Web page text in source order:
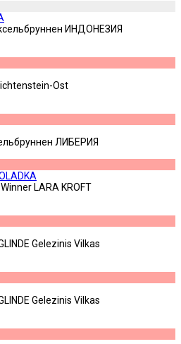
ИНДОНЕЗИЯ
Ost
ЛИБЕРИЯ
LARA KROFT
Gelezinis Vilkas
Gelezinis Vilkas